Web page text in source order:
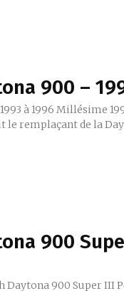
900 –
1993 Ce nouveau
le remplaçant de la
900
900 Super III Pour créer la